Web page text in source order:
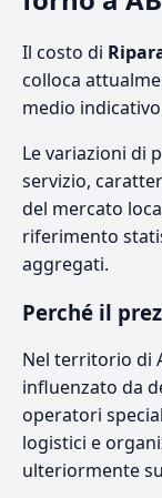
Il costo di
colloca
medio
Le variazioni di
servizio,
del mercato
riferimento
aggregati.
Perché il
Nel territorio di
influenzato da
operatori
logistici e
ulteriormente